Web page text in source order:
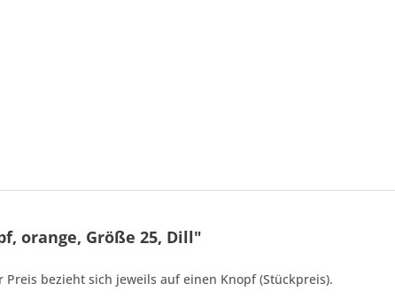
orange, Größe 25, Dill"
Preis bezieht sich jeweils auf einen Knopf (Stückpreis).